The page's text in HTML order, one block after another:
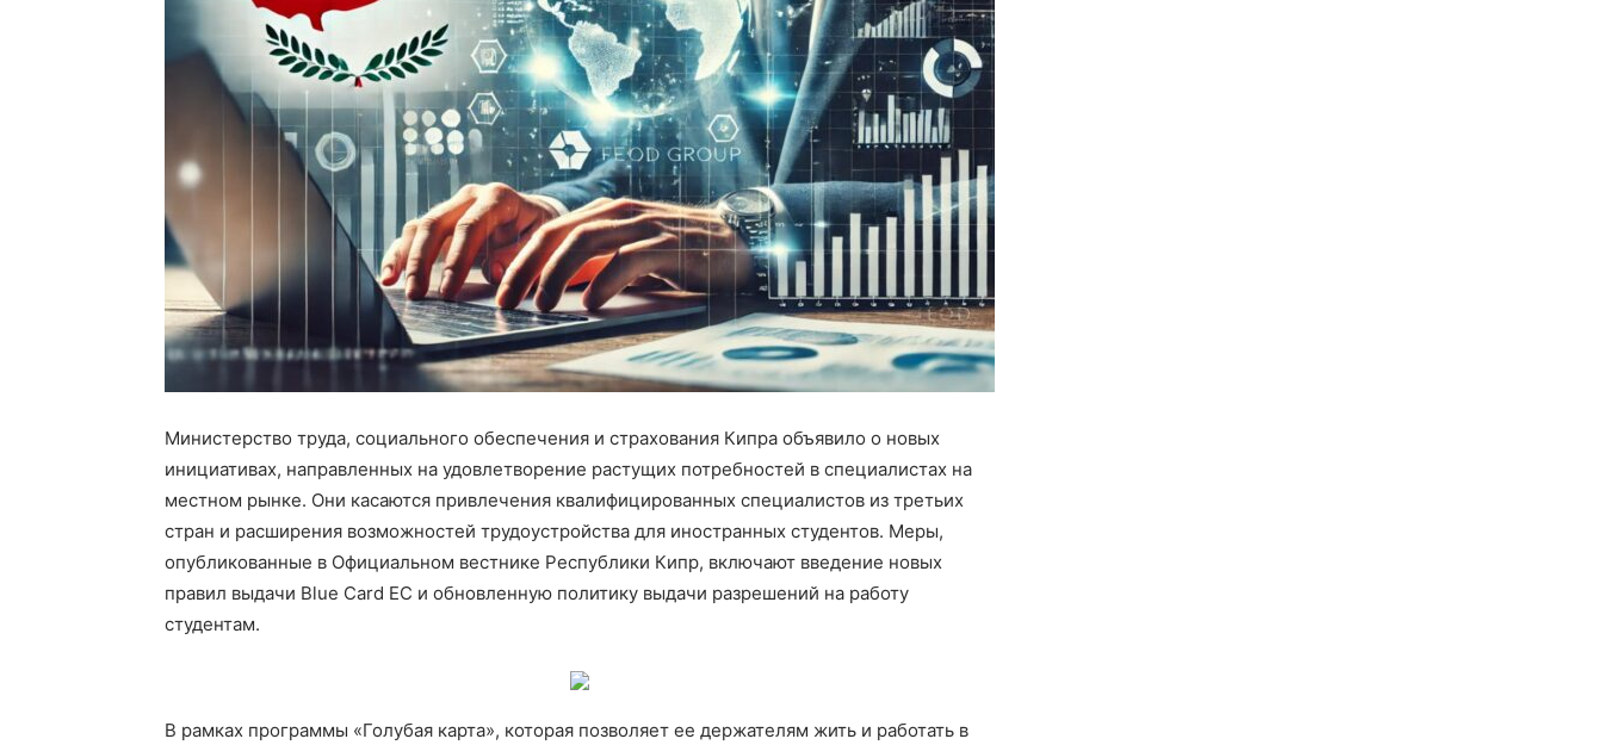
Министерство труда, социального обеспечения и страхования Кипра объявило о новых
инициативах, направленных на удовлетворение растущих потребностей в специалистах на
местном рынке. Они касаются привлечения квалифицированных специалистов из третьих
стран и расширения возможностей трудоустройства для иностранных студентов. Меры,
опубликованные в Официальном вестнике Республики Кипр, включают введение новых
правил выдачи Blue Card ЕС и обновленную политику выдачи разрешений на работу
студентам.
В рамках программы «Голубая карта», которая позволяет ее держателям жить и работать в